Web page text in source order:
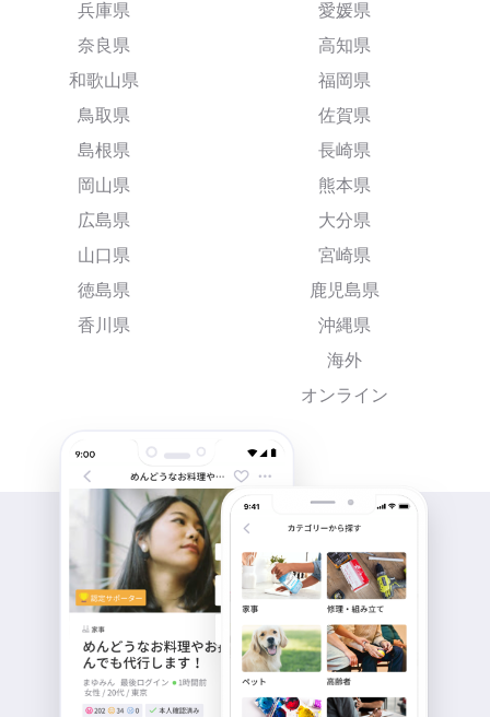
兵庫県
奈良県
和歌山県
鳥取県
島根県
岡山県
広島県
山口県
徳島県
香川県
愛媛県
高知県
福岡県
佐賀県
長崎県
熊本県
大分県
宮崎県
鹿児島県
沖縄県
海外
オンライン